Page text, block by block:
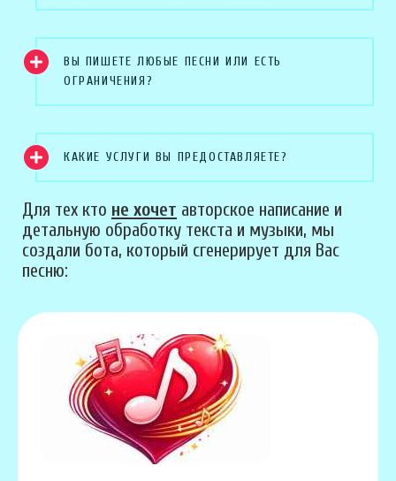
ВЫ ПИШЕТЕ ЛЮБЫЕ ПЕСНИ ИЛИ ЕСТЬ
ОГРАНИЧЕНИЯ?
КАКИЕ УСЛУГИ ВЫ ПРЕДОСТАВЛЯЕТЕ?
Для тех кто не хочет авторское написание и
детальную обработку текста и музыки, мы
создали бота, который сгенерирует для Вас
песню: